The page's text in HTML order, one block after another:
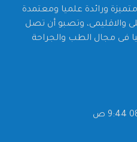
ورائدة علميا ومعتمدة
والاقليمى، وتصبو أن تصل
فى مجال الطب والجراحة
ص